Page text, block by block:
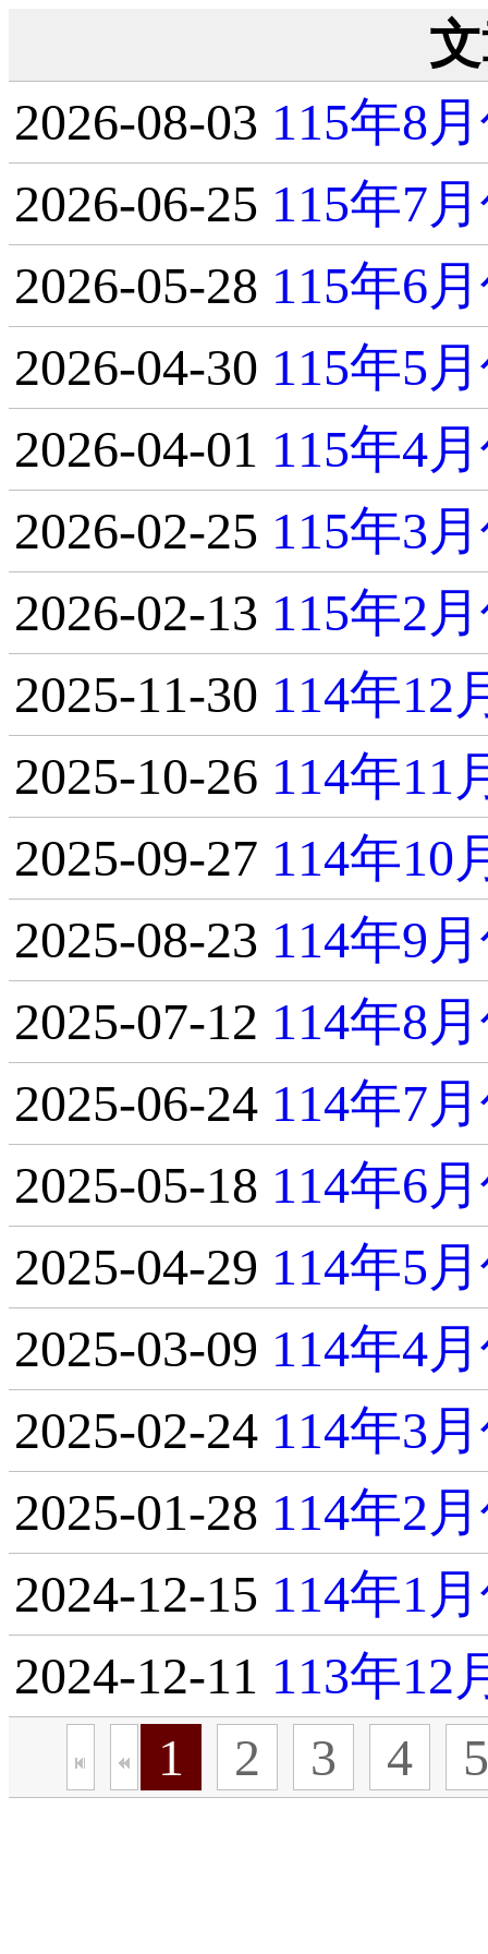
2026-08-03 115年8
2026-06-25 115年7
2026-05-28 115年6
2026-04-30 115年5
2026-04-01 115年4
2026-02-25 115年3
2026-02-13 115年2
2025-11-30 114年12
2025-10-26 114年11
2025-09-27 114年10
2025-08-23 114年9
2025-07-12 114年8
2025-06-24 114年7
2025-05-18 114年6
2025-04-29 114年5
2025-03-09 114年4
2025-02-24 114年3
2025-01-28 114年2
2024-12-15 114年1
2024-12-11 113年12
1
2 3 4